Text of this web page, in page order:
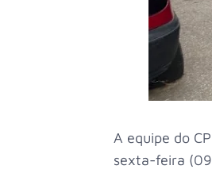
A equipe do
sexta-feira